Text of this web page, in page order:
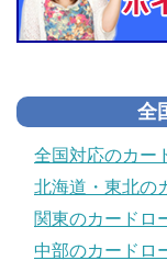
全
全国対応のカー
北海道・東北の
関東のカードロ
中部のカードロ